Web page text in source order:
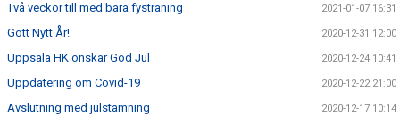
Två veckor till med bara fysträning 2021-01-07 16:31
Gott Nytt År! 2020-12-31 12:00
Uppsala HK önskar God Jul 2020-12-24 10:41
Uppdatering om Covid-19 2020-12-22 21:00
Avslutning med julstämning 2020-12-17 10:14